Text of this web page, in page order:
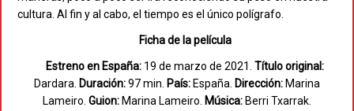
cultura. Al fin y al cabo, el tiempo es el único polígrafo.
Ficha de la película
Estreno en España: 19 de marzo de 2021. Título original:
Dardara. Duración:97 min. País: España. Dirección: Marina
Lameiro. Guion: Marina Lameiro. Música: Berri Txarrak.